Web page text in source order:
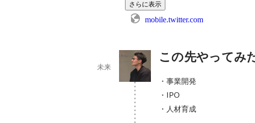
さらに表示
mobile.twitter.com
この先やってみ
未来
・事業開発
・IPO
・人材育成